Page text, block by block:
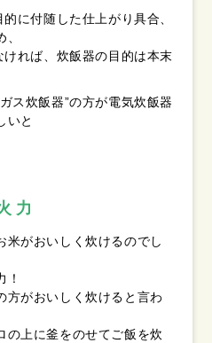
に付随した仕上がり具合、
ければ、炊飯器の目的は本末
ス炊飯器”の方が電気炊飯器
いと
力
米がおいしく炊けるのでし
！
方がおいしく炊けると言わ
の上に釜をのせてご飯を炊